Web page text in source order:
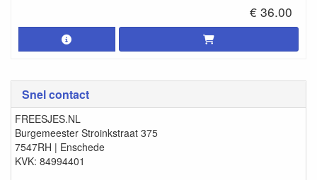
Snel contact
FREESJES.NL
Burgemeester Stroinkstraat 375
7547RH | Enschede
KVK: 84994401
€ 36.00